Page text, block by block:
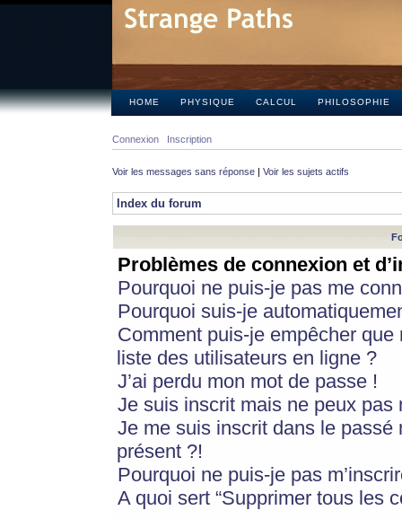
HOME PHYSIQUE CALCUL PHILOSOPHIE
Connexion Inscription
Voir les messages sans réponse | Voir les sujets actifs
Index du forum
Problèmes de connexion et
Pourquoi ne puis-je pas me
Pourquoi suis-je
Comment puis-je empêcher
liste des utilisateurs en ligne ?
J’ai perdu mon mot de passe !
Je suis inscrit mais ne peux pas
Je me suis inscrit dans le
présent ?!
Pourquoi ne puis-je pas
A quoi sert “Supprimer tous les